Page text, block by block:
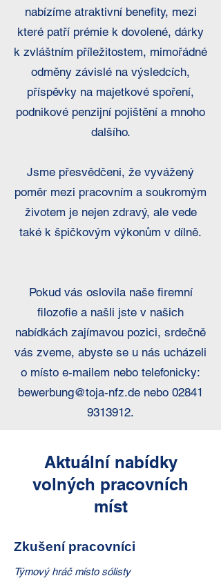
nabízíme atraktivní benefity, mezi
které patří prémie k dovolené, dárky
k zvláštním příležitostem, mimořádné
odměny závislé na výsledcích,
příspěvky na majetkové spoření,
podnikové penzijní pojištění a mnoho
dalšího.
Jsme přesvědčeni, že vyvážený
poměr mezi pracovním a soukromým
životem je nejen zdravý, ale vede
také k špičkovým výkonům v dílně.
Pokud vás oslovila naše firemní
filozofie a našli jste v našich
nabídkách zajímavou pozici, srdečně
vás zveme, abyste se u nás ucházeli
o místo e-mailem nebo telefonicky:
bewerbung@toja-nfz.de nebo 02841
9313912.
Aktuální nabídky
volných pracovních
míst
Zkušení pracovníci
Týmový hráč místo sólisty